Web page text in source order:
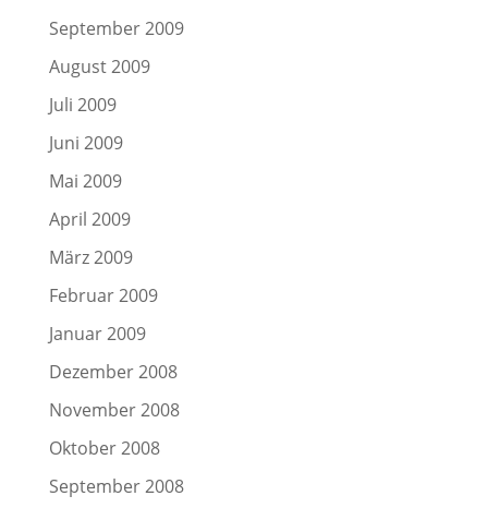
September 2009
August 2009
Juli 2009
Juni 2009
Mai 2009
April 2009
März 2009
Februar 2009
Januar 2009
Dezember 2008
November 2008
Oktober 2008
September 2008